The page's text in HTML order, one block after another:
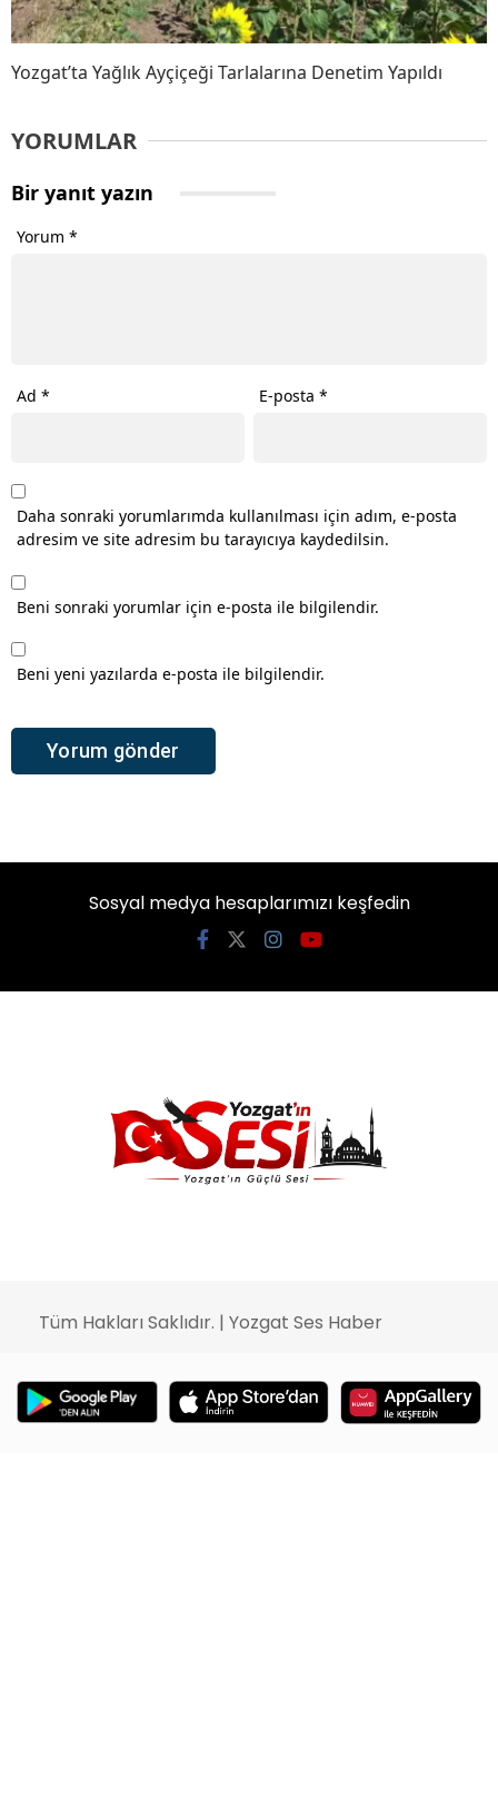
Yozgat’ta Yağlık Ayçiçeği Tarlalarına Denetim Yapıldı
YORUMLAR
Bir yanıt yazın
Yorum *
Ad * E-posta*
Daha sonraki yorumlarımda kullanılması için adım, e-posta
adresim ve site adresim bu tarayıcıya kaydedilsin.
Beni sonraki yorumlar için e-posta ile bilgilendir.
Beni yeni yazılarda e-posta ile bilgilendir.
Sosyal medya hesaplarımızı keşfedin
Tüm Hakları Saklıdır. | Yozgat Ses Haber